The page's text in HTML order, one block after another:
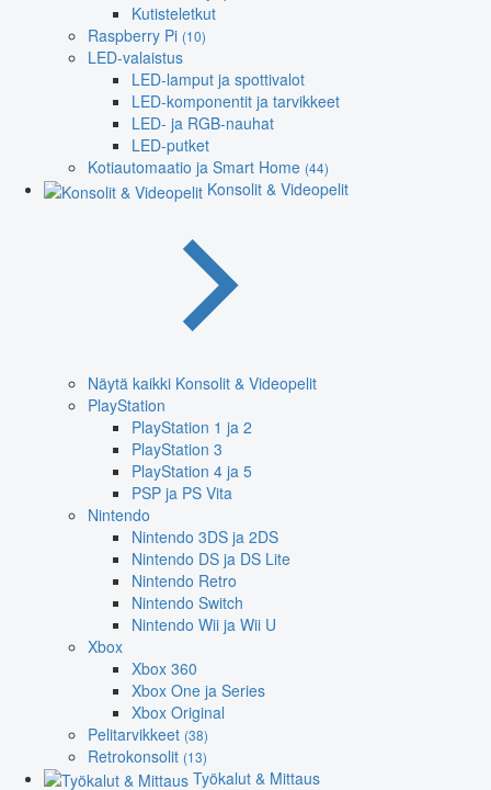
Kutisteletkut
Raspberry Pi (10)
LED-valaistus
LED-lamput ja spottivalot
LED-komponentit ja tarvikkeet
LED- ja RGB-nauhat
LED-putket
Kotiautomaatio ja Smart Home (44)
Konsolit & Videopelit
Näytä kaikki Konsolit & Videopelit
PlayStation
PlayStation 1 ja 2
PlayStation 3
PlayStation 4 ja 5
PSP ja PS Vita
Nintendo
Nintendo 3DS ja 2DS
Nintendo DS ja DS Lite
Nintendo Retro
Nintendo Switch
Nintendo Wii ja Wii U
Xbox
Xbox 360
Xbox One ja Series
Xbox Original
Pelitarvikkeet (38)
Retrokonsolit (13)
Työkalut & Mittaus